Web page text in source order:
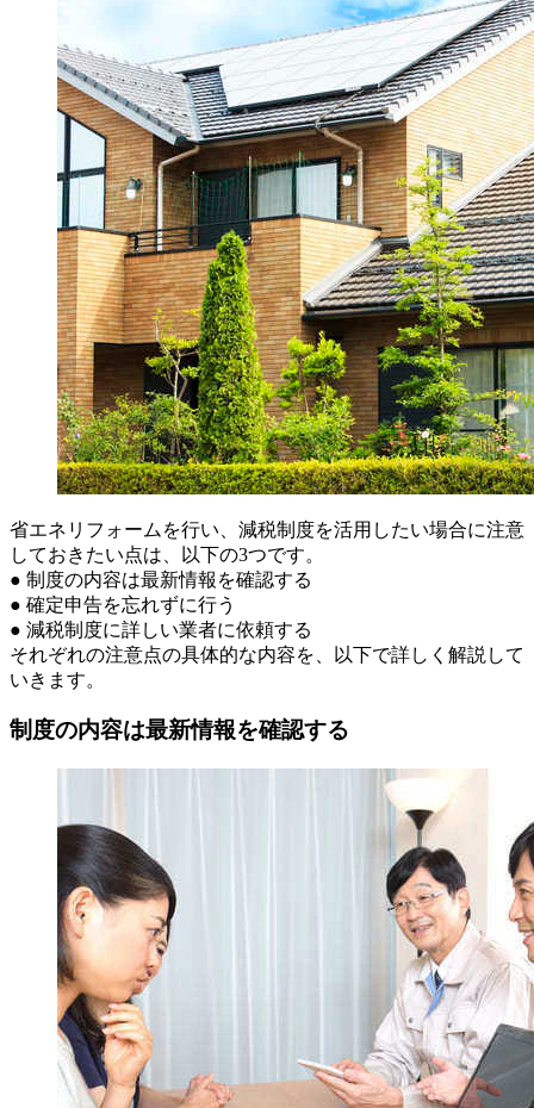
省エネリフォームを行い、減税制度を活用したい場合に注意
しておきたい点は、以下の3つです。
● 制度の内容は最新情報を確認する
● 確定申告を忘れずに行う
● 減税制度に詳しい業者に依頼する
それぞれの注意点の具体的な内容を、以下で詳しく解説して
いきます。
制度の内容は最新情報を確認する